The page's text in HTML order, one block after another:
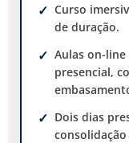
Curso
de duração.
Aulas on-
presencial,
Dois dias